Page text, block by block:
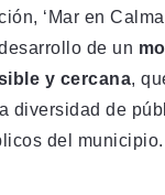
‘Mar en
de un
y cercana,
diversidad de
del municipio.